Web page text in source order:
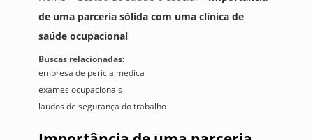
de uma parceria sólida com uma clínica de
saúde ocupacional
Buscas relacionadas:
empresa de perícia médica
exames ocupacionais
laudos de segurança do trabalho